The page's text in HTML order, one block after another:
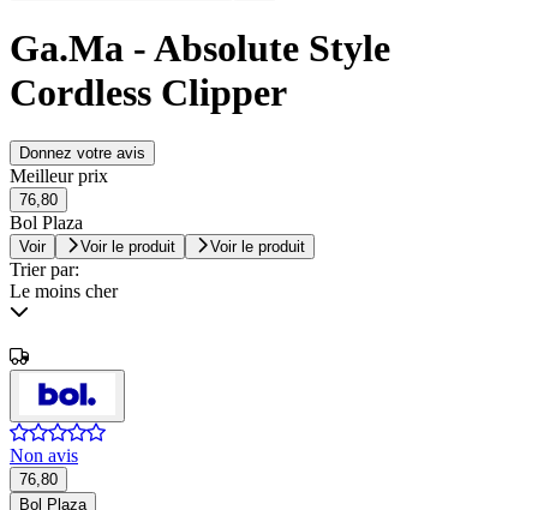
Ga.Ma - Absolute Style
Cordless Clipper
Donnez votre avis
Meilleur prix
76,80
Bol Plaza
Voir Voir le produit Voir le produit
Trier par:
Le moins cher
Non avis
76,80
Bol Plaza